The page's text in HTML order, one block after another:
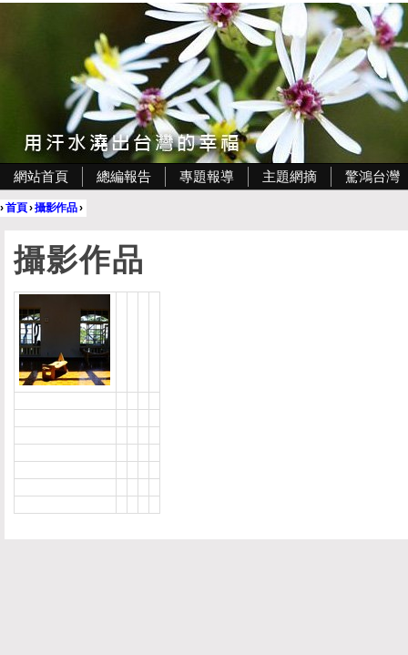
網站首頁 總編報告 專題報導 主題網摘 驚鴻台灣
›首頁›攝影作品›
攝影作品